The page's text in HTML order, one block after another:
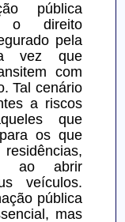
pública
o direito
pela
vez que
com
Tal cenário
a riscos
que
os que
ao abrir
veículos.
pública
mas